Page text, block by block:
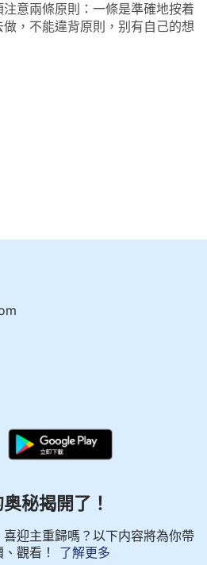
意兩條原則：一條是準確地按着
，不能違背原則，别有自己的想
秘揭開了！
迎主重歸嗎？以下内容將為你帶
觀看！
了解更多